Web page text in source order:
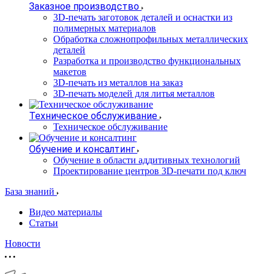
Заказное производство
3D-печать заготовок деталей и оснастки из
полимерных материалов
Обработка сложнопрофильных металлических
деталей
Разработка и производство функциональных
макетов
3D-печать из металлов на заказ
3D-печать моделей для литья металлов
Техническое обслуживание
Техническое обслуживание
Обучение и консалтинг
Обучение в области аддитивных технологий
Проектирование центров 3D-печати под ключ
База знаний
Видео материалы
Статьи
Новости